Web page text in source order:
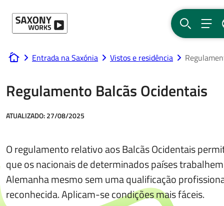
www.saxony-works.com
Entrada na Saxónia Vistos e residência
Regulamento Balcãs Ocidentais
ATUALIZADO:27/08/2025
O regulamento relativo aos Balcãs Ocidentais
que os nacionais de determinados países
Alemanha mesmo sem uma qualificação
reconhecida. Aplicam-se condições mais fáceis.